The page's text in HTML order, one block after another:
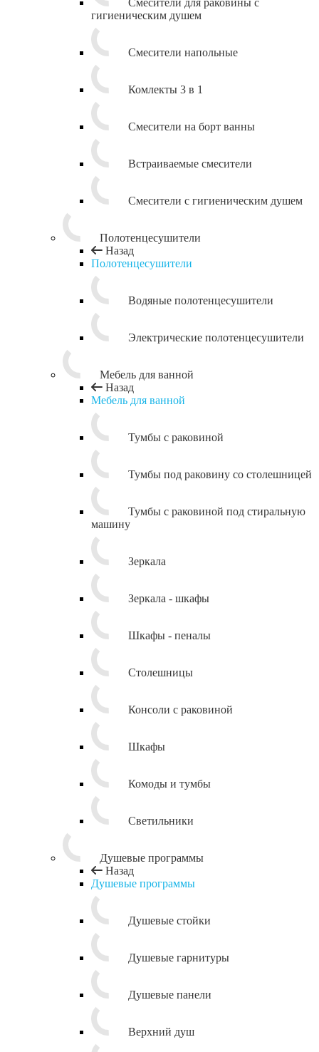
Смесители для раковины с
гигиеническим душем
Смесители напольные
Комлекты 3 в 1
Смесители на борт ванны
Встраиваемые смесители
Смесители с гигиеническим душем
Полотенцесушители
Назад
Полотенцесушители
Водяные полотенцесушители
Электрические полотенцесушители
Мебель для ванной
Назад
Мебель для ванной
Тумбы с раковиной
Тумбы под раковину со столешницей
Тумбы с раковиной под стиральную
машину
Зеркала
Зеркала - шкафы
Шкафы - пеналы
Столешницы
Консоли с раковиной
Шкафы
Комоды и тумбы
Светильники
Душевые программы
Назад
Душевые программы
Душевые стойки
Душевые гарнитуры
Душевые панели
Верхний душ